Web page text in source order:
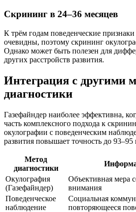
Скрининг в 24–36 месяцев
К трём годам поведенческие
очевидны, поэтому скрининг
Однако может быть полезен для
других расстройств развития.
Интеграция с другими
диагностики
Газефайндер наиболее эффективна,
часть комплексного подхода к
окулографии с поведенческим
развития повышает точность до 93–95
Метод
диагностики
Окулография
(Газефайндер)
Объективная мера
внимания
Поведенческое
наблюдение
Социальная
повторяющееся